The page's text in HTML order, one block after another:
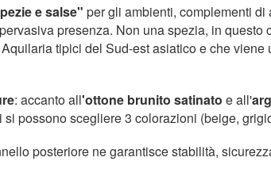
e salse" per gli ambienti, complementi di
presenza. Non una spezia, in questo
tipici del Sud-est asiatico e che viene
: accanto all'ottone brunito satinato e all'
si possono scegliere 3 colorazioni (beige,
posteriore ne garantisce stabilità,